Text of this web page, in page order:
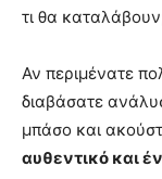
τι θα
Αν περιμένατε
διαβάσατε
μπάσο και
αυθεντικό και